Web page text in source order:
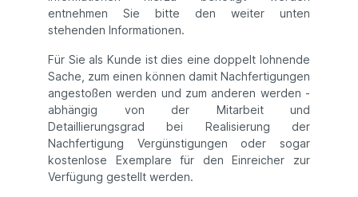
entnehmen Sie bitte den weiter unten
stehenden Informationen.
Für Sie als Kunde ist dies eine doppelt lohnende
Sache, zum einen können damit Nachfertigungen
angestoßen werden und zum anderen werden -
abhängig von der Mitarbeit und
Detaillierungsgrad bei Realisierung der
Nachfertigung Vergünstigungen oder sogar
kostenlose Exemplare für den Einreicher zur
Verfügung gestellt werden.